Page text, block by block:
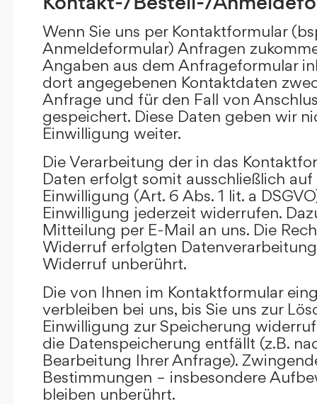
Wenn Sie uns per Kontaktformular
Anmeldeformular) Anfragen
Angaben aus dem Anfrageformular
dort angegebenen Kontaktdaten
Anfrage und für den Fall von
gespeichert. Diese Daten geben wir
Einwilligung weiter.
Die Verarbeitung der in das
Daten erfolgt somit ausschließlich
Einwilligung (Art. 6 Abs. 1 lit. a
Einwilligung jederzeit widerrufen.
Mitteilung per E-Mail an uns. Die
Widerruf erfolgten
Widerruf unberührt.
Die von Ihnen im Kontaktformular
verbleiben bei uns, bis Sie uns zur
Einwilligung zur Speicherung
die Datenspeicherung entfällt (z.B.
Bearbeitung Ihrer Anfrage).
Bestimmungen – insbesondere
bleiben unberührt.